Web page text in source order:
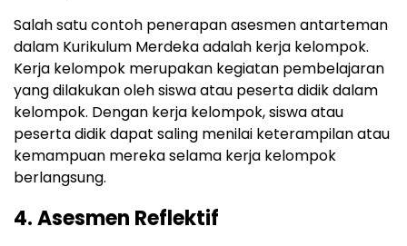
Salah satu contoh penerapan asesmen antarteman
dalam Kurikulum Merdeka adalah kerja kelompok.
Kerja kelompok merupakan kegiatan pembelajaran
yang dilakukan oleh siswa atau peserta didik dalam
kelompok. Dengan kerja kelompok, siswa atau
peserta didik dapat saling menilai keterampilan atau
kemampuan mereka selama kerja kelompok
berlangsung.
4. Asesmen Reflektif